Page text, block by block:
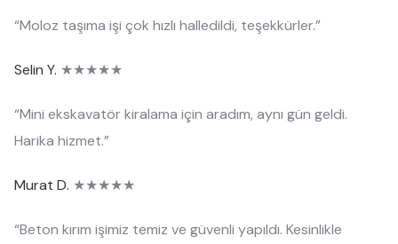
“Moloz taşıma işi çok hızlı halledildi, teşekkürler.”
Selin Y. ★★★★★
“Mini ekskavatör kiralama için aradım, aynı gün geldi.
Harika hizmet.”
Murat D. ★★★★★
“Beton kırım işimiz temiz ve güvenli yapıldı. Kesinlikle